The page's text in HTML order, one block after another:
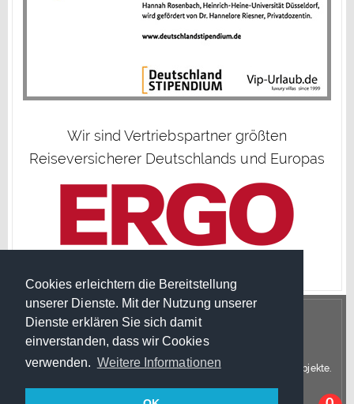
Cookies erleichtern die Bereitstellung
unserer Dienste. Mit der Nutzung unserer
Dienste erklären Sie sich damit
einverstanden, dass wir Cookies
verwenden. Weitere Informationen
Wir sind Vertriebspartner größten
Reiseversicherer Deutschlands und Europas
© Copyright 2026 VIP Urlaub
Trenutno: vip-urlaub.de ist Reisevermittler für Luxuriöse Ferienobjekte.